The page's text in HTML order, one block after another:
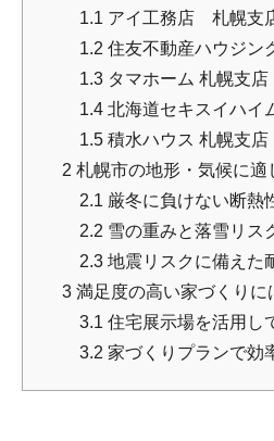
1.1 アイ工務店 札幌支
1.2 住友不動産ハウジン
1.3 タマホーム 札幌支店
1.4 北海道セキスイハイ
1.5 積水ハウス 札幌支店
2 札幌市の地形・気候に適
2.1 厳冬に負けない断熱
2.2 雪の重みと落雪リス
2.3 地震リスクに備えた
3 満足度の高い家づくり
3.1 住宅展示場を活用し
3.2 家づくりプランで効